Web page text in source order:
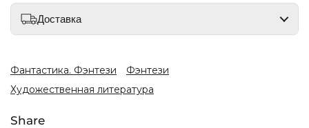
Доставка
Фантастика. Фэнтези
Фэнтези
Художественная литература
Share